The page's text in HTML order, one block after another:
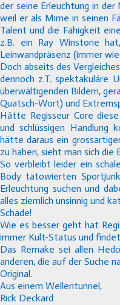
der seine Erleuchtung in
weil er als Mime in seinen
Talent und die Fähigkeit
z.B. ein Ray Winstone
Leinwandpräsenz (immer
Doch abseits des
dennoch z.T. spektakuläre
überwältigenden Bildern,
Quatsch-Wort) und
Hätte Regisseur Core
und schlüssigen Handlung
hätte daraus ein
zu haben, sieht man sich die
So verbleibt leider ein
Body tätowierten
Erleuchtung suchen und
alles ziemlich unsinnig und
Schade!
Wie es besser geht hat
immer Kult-Status und
Das Remake sei allen
anderen, die auf der Suche
Original.
Aus einem Wellentunnel,
Rick Deckard